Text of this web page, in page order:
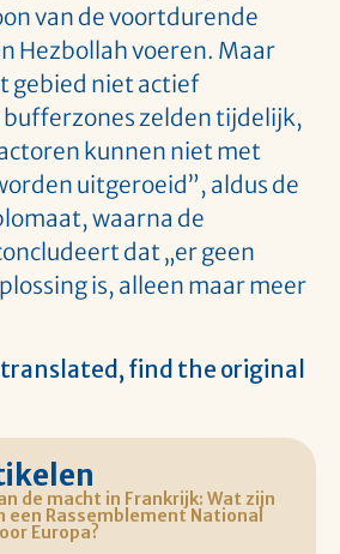
van de voortdurende
Hezbollah voeren. Maar
gebied niet actief
zelden tijdelijk,
kunnen niet met
uitgeroeid”, aldus de
waarna de
dat „er geen
is, alleen maar meer
find the original
de macht in Frankrijk: Wat zijn
een Rassemblement National
Europa?